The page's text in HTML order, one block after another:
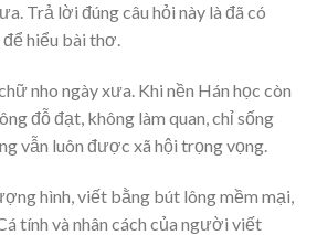
Trả lời đúng câu hỏi này là đã có
hiểu bài thơ.
nho ngày xưa. Khi nền Hán học còn
đỗ đạt, không làm quan, chỉ sống
vẫn luôn được xã hội trọng vọng.
hình, viết bằng bút lông mềm mại,
tính và nhân cách của người viết